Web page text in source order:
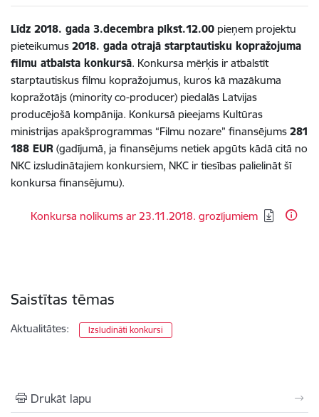
Līdz 2018. gada 3.decembra plkst.12.00 pieņem projektu
pieteikumus 2018. gada otrajā starptautisku kopražojuma
filmu atbalsta konkursā. Konkursa mērķis ir atbalstīt
starptautiskus filmu kopražojumus, kuros kā mazākuma
kopražotājs (minority co-producer) piedalās Latvijas
producējošā kompānija. Konkursā pieejams Kultūras
ministrijas apakšprogrammas “Filmu nozare” finansējums 281
188 EUR (gadījumā, ja finansējums netiek apgūts kādā citā no
NKC izsludinātajiem konkursiem, NKC ir tiesības palielināt šī
konkursa finansējumu).
Lejupielādēt:
Konkursa nolikums ar 23.11.2018. grozījumiem
Saistītas tēmas
Aktualitātes: Izsludināti konkursi
Drukāt lapu